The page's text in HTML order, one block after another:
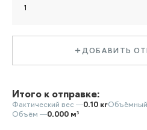
ДОБАВИТЬ
Итого к отправке:
Фактический вес —0.10 кг
Объём —0.000 м³